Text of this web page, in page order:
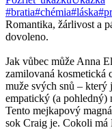
#bratia#chémia#láska
Romantika, žárlivost a
dovoleno.
Jak vůbec může Anna
zamilovaná kosmetická
muže svých snů –
empatický (a pohledný)
Tento mejkapový
sok Craig je. Cokoli má